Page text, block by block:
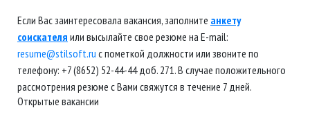
Если Вас заинтересовала вакансия, заполните анкету
соискателя или высылайте свое резюме на E-mail:
resume@stilsoft.ru с пометкой должности или звоните по
телефону: +7 (8652) 52-44-44 доб. 271. В случае положительного
рассмотрения резюме с Вами свяжутся в течение 7 дней.
Открытые вакансии